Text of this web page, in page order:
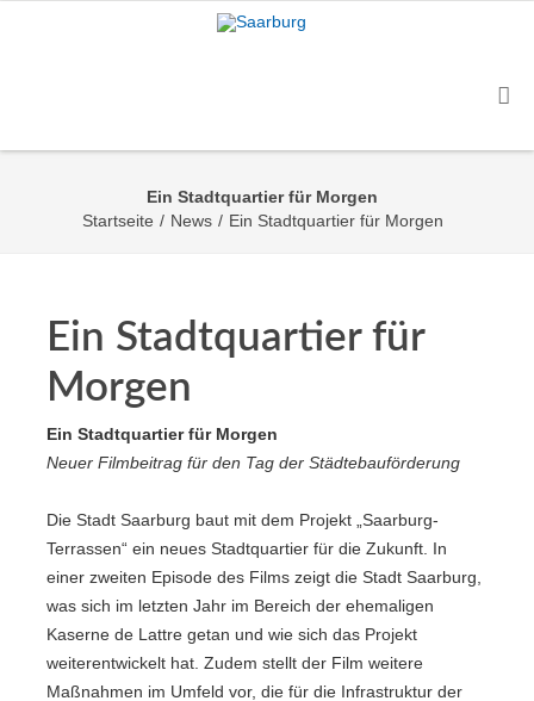
Ein Stadtquartier für Morgen
Startseite / News / Ein Stadtquartier für Morgen
Ein Stadtquartier für
Morgen
Ein Stadtquartier für Morgen
Neuer Filmbeitrag für den Tag der Städtebauförderung
Die Stadt Saarburg baut mit dem Projekt „Saarburg-
Terrassen“ ein neues Stadtquartier für die Zukunft. In
einer zweiten Episode des Films zeigt die Stadt Saarburg,
was sich im letzten Jahr im Bereich der ehemaligen
Kaserne de Lattre getan und wie sich das Projekt
weiterentwickelt hat. Zudem stellt der Film weitere
Maßnahmen im Umfeld vor, die für die Infrastruktur der